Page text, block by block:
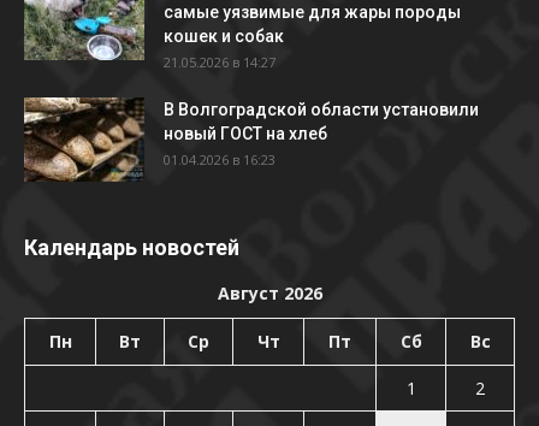
самые уязвимые для жары породы
кошек и собак
21.05.2026 в 14:27
В Волгоградской области установили
новый ГОСТ на хлеб
01.04.2026 в 16:23
Календарь новостей
Август 2026
Пн Вт Ср Чт Пт Сб Вс
1
2